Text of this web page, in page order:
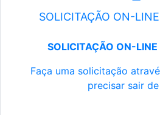
SOLICITAÇÃO ON-
SOLICITAÇÃO ON-LINE
Faça uma solicitação
precisar sair